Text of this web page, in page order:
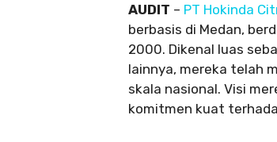
AUDIT – PT Hokinda
berbasis di Medan,
2000. Dikenal luas
lainnya, mereka telah
skala nasional. Visi
komitmen kuat